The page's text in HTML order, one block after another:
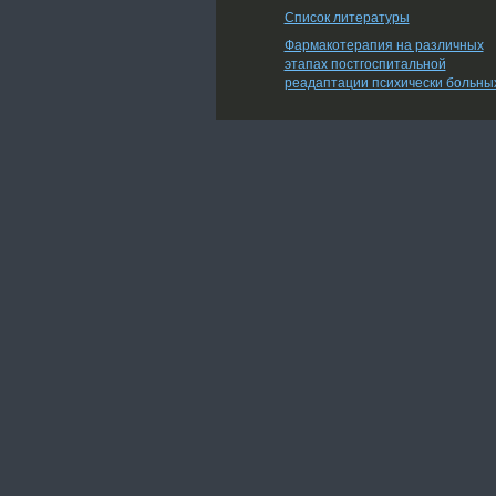
Список литературы
Фармакотерапия на различных
этапах постгоспитальной
реадаптации психически